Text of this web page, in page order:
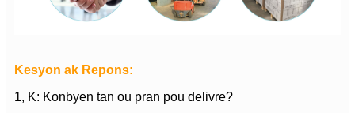
Kesyon ak Repons:
1, K: Konbyen tan ou pran pou delivre?